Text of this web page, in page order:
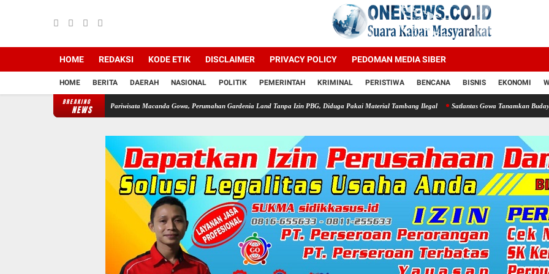
HOME REDAKSI KODE ETIK DISCLAIMER PRIVACY POLICY PEDOMAN MEDIA SIBER
HOME BERITA DAERAH NASIONAL POLITIK PEMERINTAH KRIMINAL PERISTIWA BENCANA BISNIS EKONOMI
BREAKING
NEWS
LP2B Di Jln Pariwisata Macanda Gowa, Perumahan Gardenia Land Tanpa Izin PBG, Diduga Pakai Material Tambang Ilegal Satlantas Gowa Tanamkan Budaya Taat Lalu